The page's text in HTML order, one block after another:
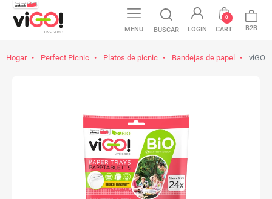
MENU BUSCAR LOGIN CART
0
B2B
Hogar Perfect Picnic Platos de picnic Bandejas de papel viGO!